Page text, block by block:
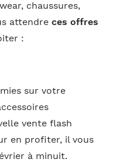
chaussures,
attendre ces offres
:
sur votre
vente flash
en profiter, il vous
à minuit.